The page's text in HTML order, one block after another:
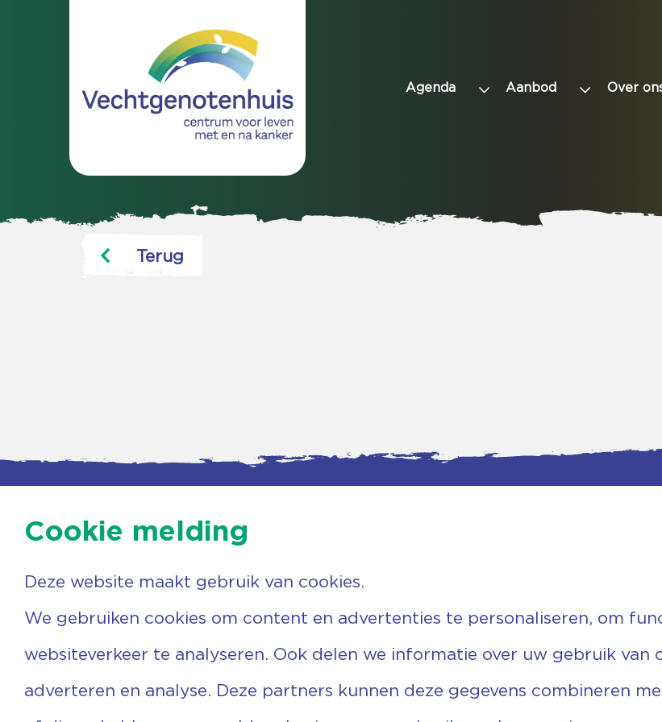
Agenda Aanbod Over
Terug
Agenda
Nieuwsbrief
Vrijwilligers
Steun ons
Contactgegevens
7731 PA Ommen
0529 455 767
info@vechtgenoten.nl
Fiscaal: 819280288
Rek.nr:
Cookie melding
Deze website maakt gebruik van cookies.
We gebruiken cookies om content en advertenties te personaliseren, om
websiteverkeer te analyseren. Ook delen we informatie over uw gebruik
adverteren en analyse. Deze partners kunnen deze gegevens combineren